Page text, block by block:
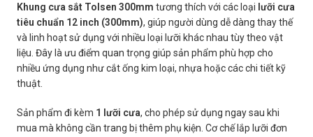
Khung cưa sắt Tolsen 300mm tương thích với các loại lưỡi cưa
tiêu chuẩn 12 inch (300mm), giúp người dùng dễ dàng thay thế
và linh hoạt sử dụng với nhiều loại lưỡi khác nhau tùy theo vật
liệu. Đây là ưu điểm quan trọng giúp sản phẩm phù hợp cho
nhiều ứng dụng như cắt ống kim loại, nhựa hoặc các chi tiết kỹ
thuật.
Sản phẩm đi kèm 1 lưỡi cưa, cho phép sử dụng ngay sau khi
mua mà không cần trang bị thêm phụ kiện. Cơ chế lắp lưỡi đơn